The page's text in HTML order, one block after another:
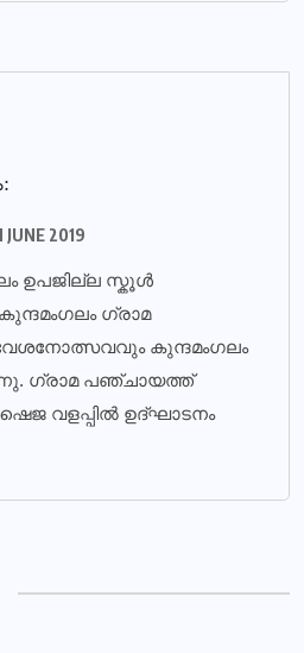
JUNE 2019
ഉപജില്ല സ്കൂൾ
ഗ്രാമ
കുന്ദമംഗലം
ഗ്രാമ പഞ്ചായത്ത്
വളപ്പിൽ ഉദ്ഘാടനം